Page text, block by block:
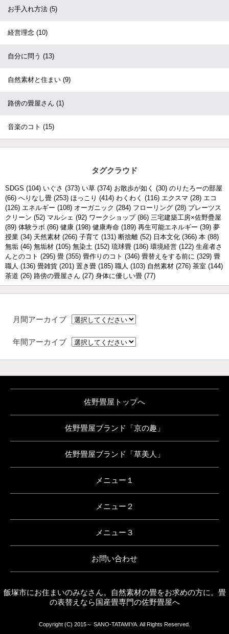
飯塚市にお住まいのみなさん。自然素材の畳をお求めの方に。畳
の表替えなら国産畳専門の佐野畳屋へ
お手入れ方法 (5)
経営理念 (10)
自分に問う (13)
自然素材と住まい (9)
路傍の畳屋さん (1)
音楽のコト (15)
タグクラウド
SDGS (104) いぐさ (373) い草 (374) お散歩が如く (30) のりたろーの部屋
(66) へりなし畳 (253) ほっこり (414) わくわく (116) エクスマ (28) エコ
(126) エネルギー (108) オーガニック (284) フローリング (28) プレーツス
クリーン (52) マルシェ (92) ワークショップ(86) 三宅建築工房×佐野疊屋
(89) 体験ラボ (86) 健康 (198) 健康寿命 (189) 再生可能エネルギー (39) 夢
授業 (34) 天然素材 (266) 子育て (131) 断捨離 (52) 日本文化 (366) 本 (88)
無垢 (46) 無垢材 (105) 無染土 (152) 琉球畳 (186) 環境経営 (122) 生産者さ
んとのコト (295) 畳 (355) 畳作りのコト (346) 畳替えをする前に (329) 畳
職人 (136) 畳雑貨 (201) 置き畳 (185) 職人 (103) 自然素材 (276) 茶室 (144)
茶道 (26) 路傍の畳屋さん (27) 身体に優しい畳 (77)
月間アーカイブ
年間アーカイブ
佐野畳屋トップへ
佐野畳屋ブランド「京の趣」
佐野畳屋ブランド「草美人」
メニュー１
メニュー２
メニュー３
お問い合わせ
Copyright (C) 2015～ SANO-TATAMIYA. All Rights Reserved.